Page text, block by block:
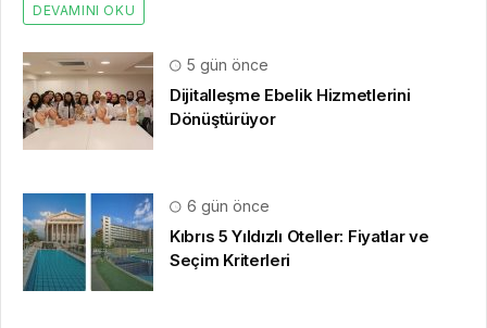
DEVAMINI OKU
5 gün önce
Dijitalleşme Ebelik Hizmetlerini
Dönüştürüyor
6 gün önce
Kıbrıs 5 Yıldızlı Oteller: Fiyatlar ve
Seçim Kriterleri